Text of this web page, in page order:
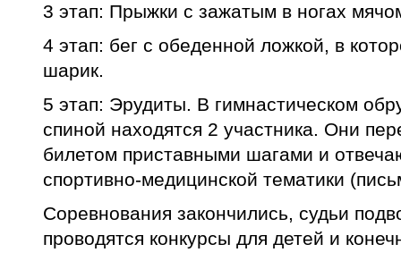
3 этап: Прыжки с зажатым в ногах
4 этап: бег с обеденной ложкой, в
шарик.
5 этап: Эрудиты. В гимнастическом
спиной находятся 2 участника. Они
билетом приставными шагами и
спортивно-медицинской тематики
Соревнования закончились, судьи
проводятся конкурсы для детей и